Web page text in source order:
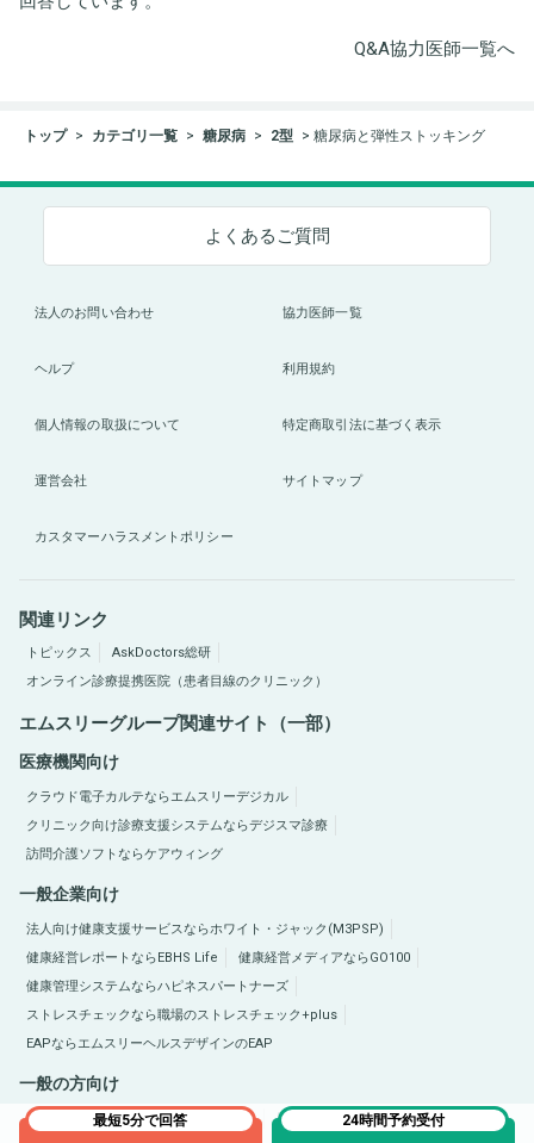
Q&A協力医師一覧へ
トップ カテゴリ一覧 糖尿病 2型 糖尿病と弾性ストッキング
最短5分で回答 24時間予約受付
よくあるご質問
法人のお問い合わせ 協力医師一覧
ヘルプ 利用規約
個人情報の取扱について 特定商取引法に基づく表示
運営会社 サイトマップ
カスタマーハラスメントポリシー
関連リンク
トピックス
AskDoctors総研
オンライン診療提携医院（患者目線のクリニック）
エムスリーグループ関連サイト（一部）
医療機関向け
クラウド電子カルテならエムスリーデジカル
クリニック向け診療支援システムならデジスマ診療
訪問介護ソフトならケアウィング
一般企業向け
法人向け健康支援サービスならホワイト・ジャック(M3PSP)
健康経営レポートならEBHS Life
健康経営メディアならGO100
健康管理システムならハピネスパートナーズ
ストレスチェックなら職場のストレスチェック+plus
EAPならエムスリーヘルスデザインのEAP
一般の方向け
医療総合サイトQLife（キューライフ） 肥満症総合サイトならひまんラボ